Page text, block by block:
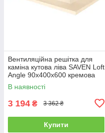
Вентиляційна решітка для
каміна кутова ліва SAVEN Loft
Angle 90х400х600 кремова
В наявності
3 194 ₴ 3 362 ₴
Купити